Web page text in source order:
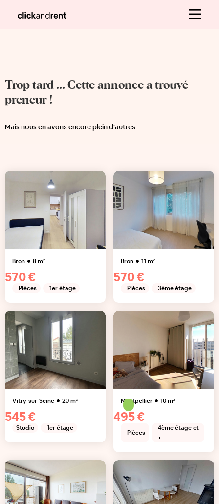
Trop tard ... Cette annonce a trouvé
preneur !
Mais nous en avons encore plein d'autres
Bron 8m²
570 €
Pièces 1er étage
Bron 11 m²
570 €
Pièces 3ème étage
Vitry-sur-Seine 20m²
545 €
Studio 1er étage
Montpellier 10m²
495 €
Pièces
4ème étage et
+